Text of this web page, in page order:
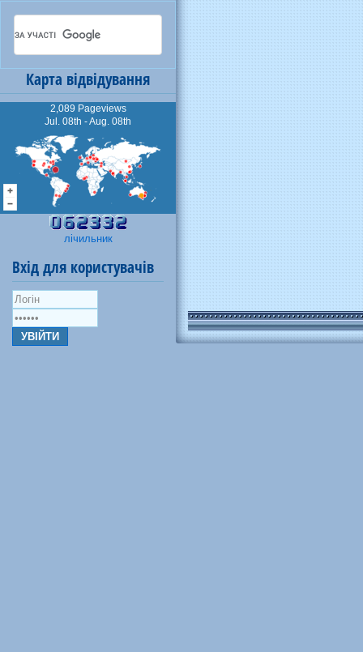
Карта відвідування
2,089 Pageviews
Jul. 08th - Aug. 08th
лічильник
Вхід для користувачів